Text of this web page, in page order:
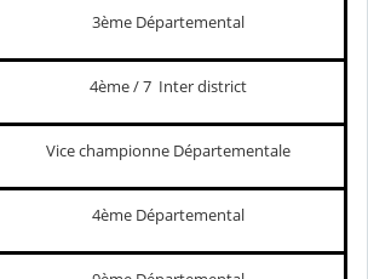
3ème Départemental
4ème / 7 Inter district
Vice championne Départementale
4ème Départemental